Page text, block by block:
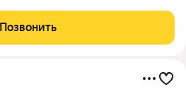
нужно убрать.Он снят с
Позвонить